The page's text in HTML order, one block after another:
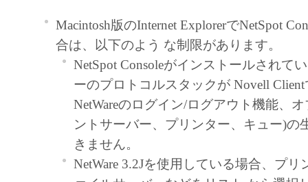
ん。また第三者にこのような行為
せん。
帰属
「本ソフトウェア」に係る権原および
容によりキヤノンまたはキヤノンのラ
します。
著作権表示
お客様は、「本ソフトウェア」に含ま
Macintosh版のInternet ExplorerでNetSpot
合は、以下のよう な制限があります。
NetSpot Consoleがインストールされて
ーのプロトコルスタックが Novell
NetWareのログイン/ログアウト機能、
ントサーバー、プリンター、キュー)の
きません。
NetWare 3.2Jを使用している場合、プ